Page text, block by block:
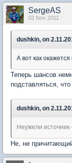
SergeAS
02 Nov 2011
dushkin, on
А вот как
Теперь шансов
подставляться,
dushkin, on
Неужели
Не, не